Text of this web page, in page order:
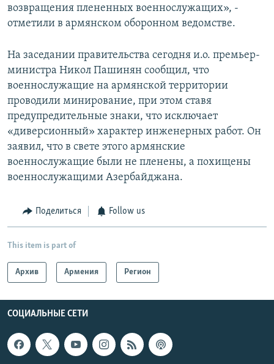
возвращения плененных военнослужащих», -
отметили в армянском оборонном ведомстве.
На заседании правительства сегодня и.о. премьер-
министра Никол Пашинян сообщил, что
военнослужащие на армянской территории
проводили минирование, при этом ставя
предупредительные знаки, что исключает
«диверсионный» характер инженерных работ. Он
заявил, что в свете этого армянские
военнослужащие были не пленены, а похищены
военнослужащими Азербайджана.
Поделиться Follow us
This item is part of
Архив Армения Регион
СОЦИАЛЬНЫЕ СЕТИ